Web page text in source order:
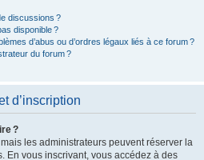
discussions ?
disponible ?
d’abus ou d’ordres légaux liés à ce forum ?
du forum ?
d’inscription
?
les administrateurs peuvent réserver la
En vous inscrivant, vous accédez à des